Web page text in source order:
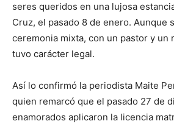
seres queridos en una lujosa
Cruz, el pasado 8 de enero. Aunque
ceremonia mixta, con un pastor y un
tuvo carácter legal.
Así lo confirmó la periodista Maite
quien remarcó que el pasado 27 de
enamorados aplicaron la licencia